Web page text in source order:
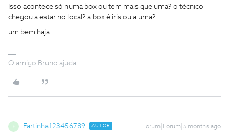
Isso acontece só numa box ou tem mais que uma? o técnico
chegou a estar no local? a box é iris ou a uma?
um bem haja
O amigo Bruno ajuda
Fartinha123456789 AUTOR Forum|Forum|5 months ago